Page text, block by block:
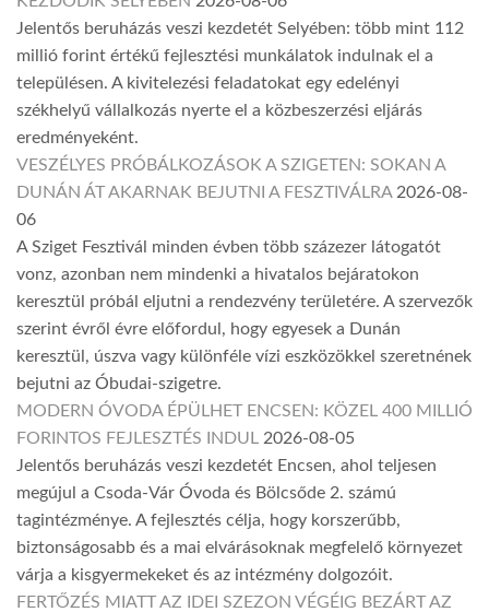
Jelentős beruházás veszi kezdetét Selyében: több mint 112
millió forint értékű fejlesztési munkálatok indulnak el a
településen. A kivitelezési feladatokat egy edelényi
székhelyű vállalkozás nyerte el a közbeszerzési eljárás
eredményeként.
VESZÉLYES PRÓBÁLKOZÁSOK A SZIGETEN: SOKAN A
DUNÁN ÁT AKARNAK BEJUTNI A FESZTIVÁLRA 2026-08-
06
A Sziget Fesztivál minden évben több százezer látogatót
vonz, azonban nem mindenki a hivatalos bejáratokon
keresztül próbál eljutni a rendezvény területére. A szervezők
szerint évről évre előfordul, hogy egyesek a Dunán
keresztül, úszva vagy különféle vízi eszközökkel szeretnének
bejutni az Óbudai-szigetre.
MODERN ÓVODA ÉPÜLHET ENCSEN: KÖZEL 400 MILLIÓ
FORINTOS FEJLESZTÉS INDUL 2026-08-05
Jelentős beruházás veszi kezdetét Encsen, ahol teljesen
megújul a Csoda-Vár Óvoda és Bölcsőde 2. számú
tagintézménye. A fejlesztés célja, hogy korszerűbb,
biztonságosabb és a mai elvárásoknak megfelelő környezet
várja a kisgyermekeket és az intézmény dolgozóit.
FERTŐZÉS MIATT AZ IDEI SZEZON VÉGÉIG BEZÁRT AZ